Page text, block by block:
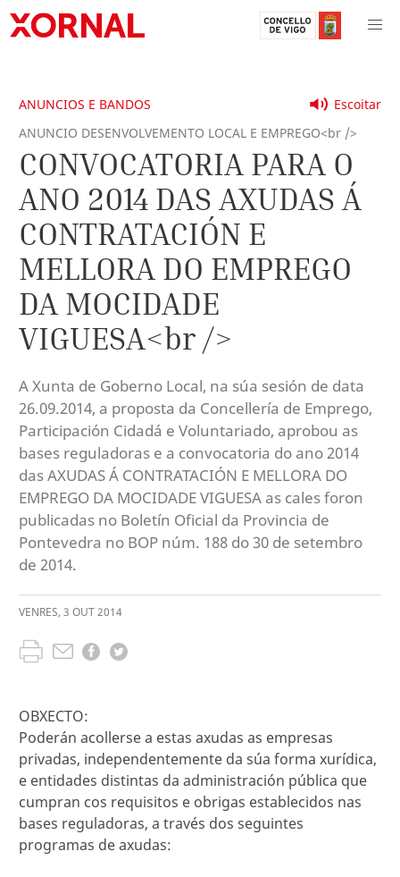
Escoitar
ANUNCIOS E BANDOS
ANUNCIO DESENVOLVEMENTO LOCAL E EMPREGO<br />
CONVOCATORIA PARA O
ANO 2014 DAS AXUDAS Á
CONTRATACIÓN E
MELLORA DO EMPREGO
DA MOCIDADE
VIGUESA<br />
A Xunta de Goberno Local, na súa sesión de data
26.09.2014, a proposta da Concellería de Emprego,
Participación Cidadá e Voluntariado, aprobou as
bases reguladoras e a convocatoria do ano 2014
das AXUDAS Á CONTRATACIÓN E MELLORA DO
EMPREGO DA MOCIDADE VIGUESA as cales foron
publicadas no Boletín Oficial da Provincia de
Pontevedra no BOP núm. 188 do 30 de setembro
de 2014.
VENRES, 3 OUT2014
OBXECTO:
Poderán acollerse a estas axudas as empresas
privadas, independentemente da súa forma xurídica,
e entidades distintas da administración pública que
cumpran cos requisitos e obrigas establecidos nas
bases reguladoras, a través dos seguintes
programas de axudas: